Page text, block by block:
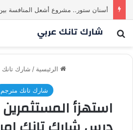
بحث عن
الرئيسية / شارك تانك
شارك تانك مترجم
استهزأ